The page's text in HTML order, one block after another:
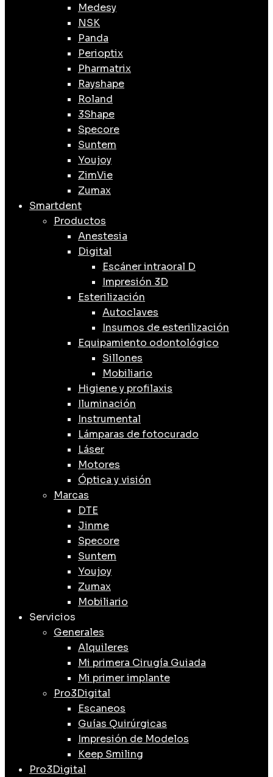
Medesy
NSK
Panda
Perioptix
Pharmatrix
Rayshape
Roland
3Shape
Specore
Suntem
Youjoy
ZimVie
Zumax
Smartdent
Productos
Anestesia
Digital
Escáner intraoral D
Impresión 3D
Esterilización
Autoclaves
Insumos de esterilización
Equipamiento odontológico
Sillones
Mobiliario
Higiene y profilaxis
Iluminación
Instrumental
Lámparas de fotocurado
Láser
Motores
Óptica y visión
Marcas
DTE
Jinme
Specore
Suntem
Youjoy
Zumax
Mobiliario
Servicios
Generales
Alquileres
Mi primera Cirugía Guiada
Mi primer implante
Pro3Digital
Escaneos
Guías Quirúrgicas
Impresión de Modelos
Keep Smiling
Pro3Digital